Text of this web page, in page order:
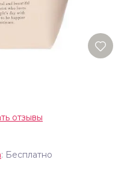
: Бесплатно
отзывы